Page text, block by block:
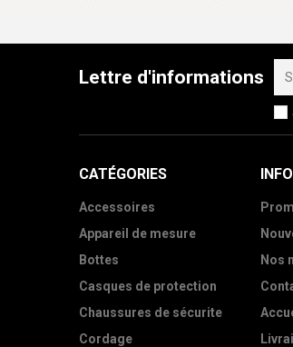
Lettre d'informations
CATÉGORIES
Accessoires
Appareil de mesure
Bottes
Casques de protection
Chaussures de sécurite
Cordage
Nos